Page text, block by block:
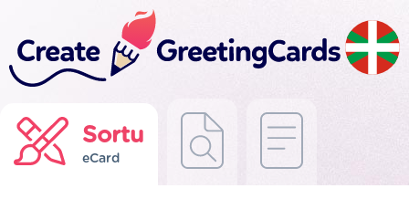
Sortu
eCard